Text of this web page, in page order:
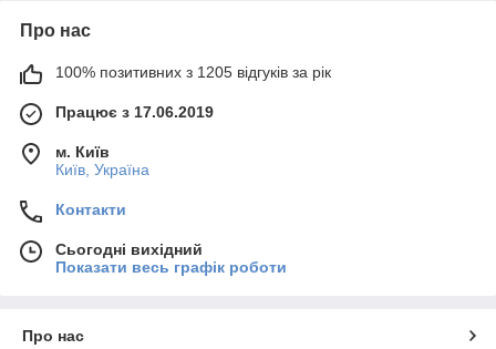
Про нас
100% позитивних з 1205 відгуків за рік
Працює з 17.06.2019
м. Київ
Київ, Україна
Контакти
Сьогодні вихідний
Показати весь графік роботи
Про нас